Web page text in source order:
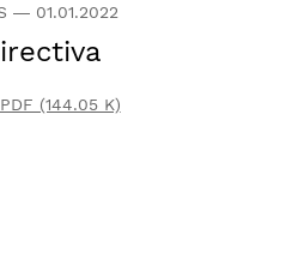
— 01.01.2022
(144.05 K)